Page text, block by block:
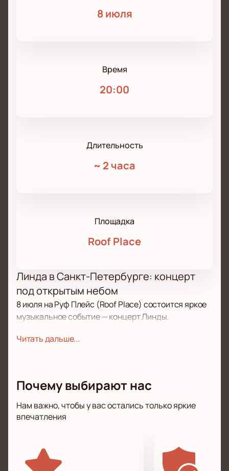
8 июля
Время
20:00
Длительность
~ 2 часа
Площадка
Roof Place
Линда в Санкт-Петербурге: концерт
под открытым небом
8 июля на Руф Плейс (Roof Place) состоится яркое
музыкальное событие — концерт Линды.
давно покорила сердца поклонников своей
превращается в живое шоу с мощной энергетикой и
неповторимой атмосферой.
Незабываемое музыкальное
так и новые композиции, отражающие её
творческие эксперименты. Концерт — это
Читать дальше...
Почему выбирают нас
Нам важно, чтобы у вас остались только яркие
впечатления